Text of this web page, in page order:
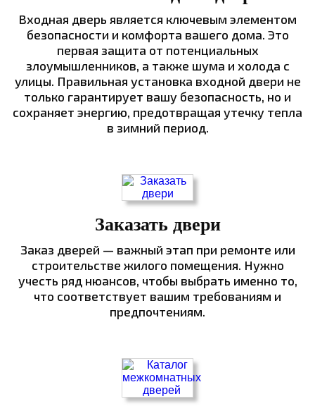
Входная дверь является ключевым элементом
безопасности и комфорта вашего дома. Это
первая защита от потенциальных
злоумышленников, а также шума и холода с
улицы. Правильная установка входной двери не
только гарантирует вашу безопасность, но и
сохраняет энергию, предотвращая утечку тепла
в зимний период.
Заказать двери
Заказ дверей — важный этап при ремонте или
строительстве жилого помещения. Нужно
учесть ряд нюансов, чтобы выбрать именно то,
что соответствует вашим требованиям и
предпочтениям.